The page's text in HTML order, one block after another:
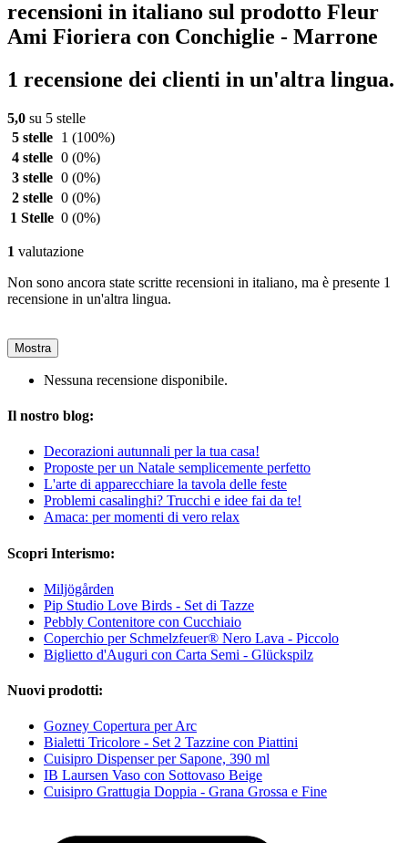
recensioni in italiano sul prodotto Fleur
Ami Fioriera con Conchiglie - Marrone
1 recensione dei clienti in un'altra lingua.
5,0 su 5 stelle
5 stelle
1 (100%)
4 stelle 0 (0%)
3 stelle 0 (0%)
2 stelle 0 (0%)
1 Stelle 0 (0%)
1 valutazione
Non sono ancora state scritte recensioni in italiano, ma è presente 1
recensione in un'altra lingua.
Mostra
Nessuna recensione disponibile.
Il nostro blog:
Decorazioni autunnali per la tua casa!
Proposte per un Natale semplicemente perfetto
L'arte di apparecchiare la tavola delle feste
Problemi casalinghi? Trucchi e idee fai da te!
Amaca: per momenti di vero relax
Scopri Interismo:
Miljögården
Pip Studio Love Birds - Set di Tazze
Pebbly Contenitore con Cucchiaio
Coperchio per Schmelzfeuer® Nero Lava - Piccolo
Biglietto d'Auguri con Carta Semi - Glückspilz
Nuovi prodotti:
Gozney Copertura per Arc
Bialetti Tricolore - Set 2 Tazzine con Piattini
Cuisipro Dispenser per Sapone, 390 ml
IB Laursen Vaso con Sottovaso Beige
Cuisipro Grattugia Doppia - Grana Grossa e Fine